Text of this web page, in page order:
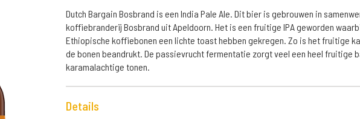
Dutch Bargain Bosbrand is een India Pale Ale. Dit bier is gebrouwen in
koffiebranderij Bosbrand uit Apeldoorn. Het is een fruitige IPA geworden
Ethiopische koffiebonen een lichte toast hebben gekregen. Zo is het fruitige
de bonen beandrukt. De passievrucht fermentatie zorgt veel een heel fruitige
karamalachtige tonen.
Details